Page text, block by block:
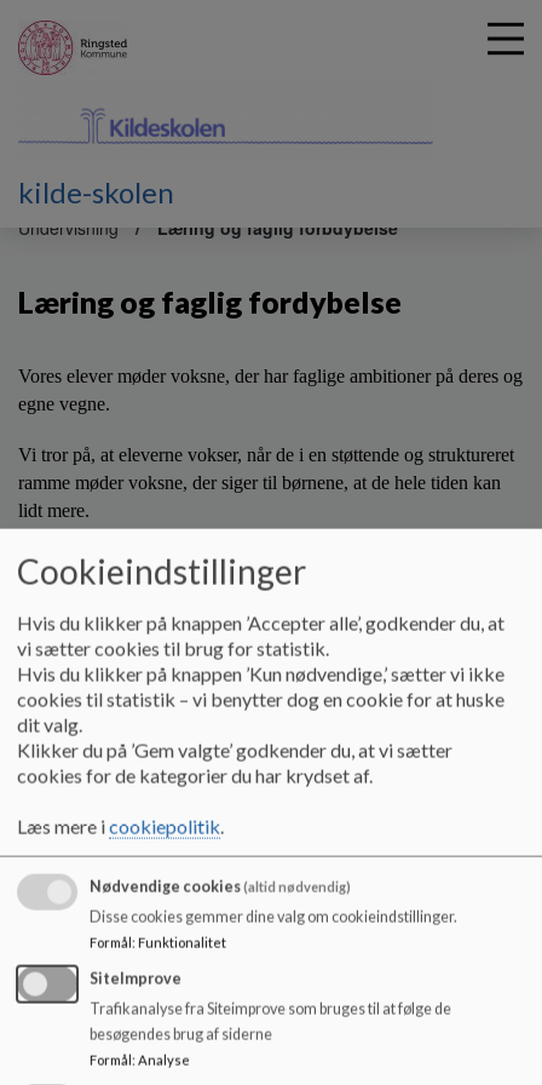
h
kilde-skolen
Undervisning Læring og faglig forbdybelse
Læring og faglig fordybelse
Vores elever møder voksne, der har faglige ambitioner på deres og
egne vegne.
Vi tror på, at eleverne vokser, når de i en støttende og struktureret
ramme møder voksne, der siger til børnene, at de hele tiden kan
lidt mere.
Vi har et prof essionelt blik for at anvende den viden,
omkring elevernes faglige og sociale ud
til udtrykivores elevsamtaler og klassemøder. Det er vigtigt for
os, at eleverne igennem deres skoletid opnår såvel faglig som
personlig læring, så de har mod på at møde de udfordringer ,deres
fremtid giver.
Viprioritererbl.a.,atbørnenearbejder på tværs afflerefag
fælles temaer i løbet af året og vi benytter os i høj grad af
voksen, hvor vi kan lave holddeling, turboforløb, temabaseret
undervisning og mange andre spændende aktiviteter..
Arbejdet munder ofte ud i et produkt og en fremvisning, da vi
ønsker atlære vores elever at være stolte af de ting
de bliver klar til at vise deres resultater og
tidspunkt. Derud
over giver det eleverne
mulighed for at fordybe
sig fagligt.
Cookieindstillinger
Hvis du klikker på knappen ’Accepter alle’, godkender du, at
vi sætter cookies til brug for statistik.
Hvis du klikker på knappen ’Kun nødvendige,’ sætter vi ikke
cookies til statistik – vi benytter dog en cookie for at huske
dit valg.
Klikker du på ’Gem valgte’ godkender du, at vi sætter
cookies for de kategorier du har krydset af.
Læs mere icookiepolitik.
Nødvendige cookies(altid nødvendig)
Disse cookies gemmer dine valg om cookieindstillinger.
Formål: Funktionalitet
SiteImprove
Trafikanalyse fra Siteimprove som bruges til at følge de
besøgendes brug af siderne
Formål : Analyse